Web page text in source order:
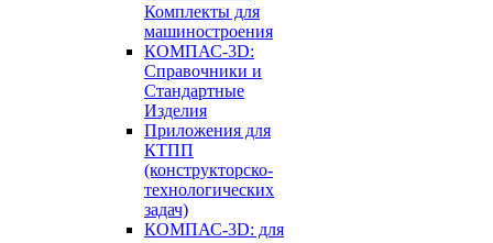
Комплекты для
машиностроения
КОМПАС-3D:
Справочники и
Стандартные
Изделия
Приложения для
КТПП
(конструкторско-
технологических
задач)
КОМПАС-3D: для